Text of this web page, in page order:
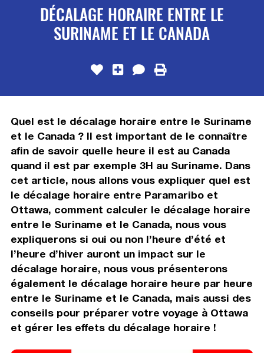
DÉCALAGE HORAIRE ENTRE LE
SURINAME ET LE CANADA
Quel est le décalage horaire entre le Suriname
et le Canada ? Il est important de le connaître
afin de savoir quelle heure il est au Canada
quand il est par exemple 3H au Suriname. Dans
cet article, nous allons vous expliquer quel est
le décalage horaire entre Paramaribo et
Ottawa, comment calculer le décalage horaire
entre le Suriname et le Canada, nous vous
expliquerons si oui ou non l’heure d’été et
l’heure d’hiver auront un impact sur le
décalage horaire, nous vous présenterons
également le décalage horaire heure par heure
entre le Suriname et le Canada, mais aussi des
conseils pour préparer votre voyage à Ottawa
et gérer les effets du décalage horaire !